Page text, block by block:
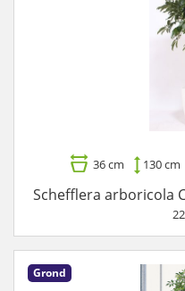
36 cm 130 cm
Schefflera arboricola
Grond